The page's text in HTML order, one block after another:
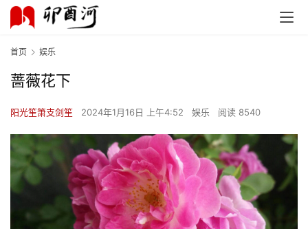
首页 娱乐
蔷薇花下
阳光笙箫支剑笙 2024年1月16日 上午4:52 娱乐 阅读 8540